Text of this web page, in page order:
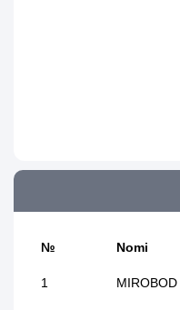
№ Nomi
1